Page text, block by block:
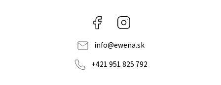
Facebook
info@ewena.sk
+421 951 825 792